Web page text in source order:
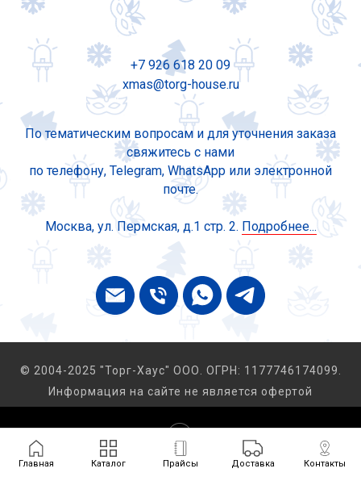
Главная Каталог Прайсы Доставка Контакты
+7 926 618 20 09
xmas@torg-house.ru
По тематическим вопросам и для уточнения заказа
свяжитесь с нами
по телефону, Telegram, WhatsApp или электронной
почте.
Москва, ул. Пермская, д.1 стр. 2. Подробнее...
© 2004-2025 "Торг-Хаус" ООО. ОГРН: 1177746174099.
Информация на сайте не является офертой